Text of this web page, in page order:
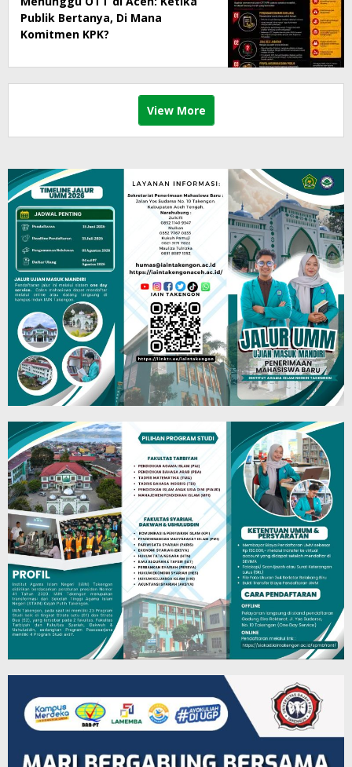
Publik Bertanya, Di Mana
Komitmen KPK?
View More